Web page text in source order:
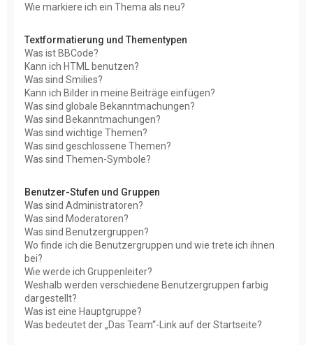
Wie markiere ich ein Thema als neu?
Textformatierung und Thementypen
Was ist BBCode?
Kann ich HTML benutzen?
Was sind Smilies?
Kann ich Bilder in meine Beiträge einfügen?
Was sind globale Bekanntmachungen?
Was sind Bekanntmachungen?
Was sind wichtige Themen?
Was sind geschlossene Themen?
Was sind Themen-Symbole?
Benutzer-Stufen und Gruppen
Was sind Administratoren?
Was sind Moderatoren?
Was sind Benutzergruppen?
Wo finde ich die Benutzergruppen und wie trete ich ihnen
bei?
Wie werde ich Gruppenleiter?
Weshalb werden verschiedene Benutzergruppen farbig
dargestellt?
Was ist eine Hauptgruppe?
Was bedeutet der „Das Team“-Link auf der Startseite?